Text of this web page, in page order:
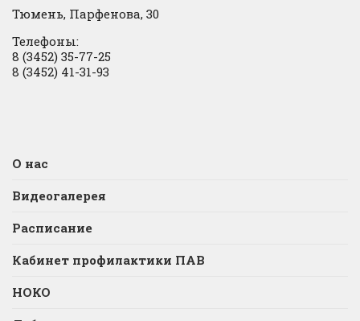
Тюмень, Парфенова, 30
Телефоны:
8 (3452) 35-77-25
8 (3452) 41-31-93
О нас
Видеогалерея
Расписание
Кабинет профилактики ПАВ
НОКО